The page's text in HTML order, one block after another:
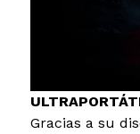
Gracias a su